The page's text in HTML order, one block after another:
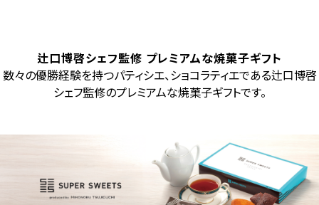
辻口博啓シェフ監修 プレミアムな焼菓子ギフト
数々の優勝経験を持つパティシエ、ショコラティエである辻口博啓
シェフ監修のプレミアムな焼菓子ギフトです。